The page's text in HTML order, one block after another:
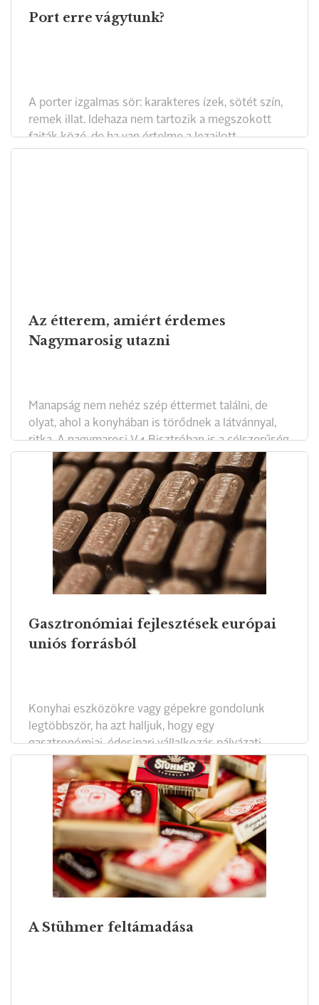
Port erre vágytunk?
A porter izgalmas sör: karakteres ízek, sötét szín,
remek illat. Idehaza nem tartozik a megszokott
fajták közé, de ha van értelme a lezajlott
Az étterem, amiért érdemes
Nagymarosig utazni
Manapság nem nehéz szép éttermet találni, de
olyat, ahol a konyhában is törődnek a látvánnyal,
ritka. A nagymarosi V4 Bisztróban is a célszerűség
az első, de a falba vágott, majd háromméteres
ablakon szeletelés közben a Dunában és a
visegrádi várfalakban gyönyörködhet Kecskés
Sándor, séf.
Gasztronómiai fejlesztések európai
uniós forrásból
Konyhai eszközökre vagy gépekre gondolunk
legtöbbször, ha azt halljuk, hogy egy
gasztronómiai, édesipari vállalkozás pályázati
pénzt használt fel. De a támogatott körbe egy
míves kőkerítés restaurálása ugyanúgy beleférhet,
mint gyakornokok foglalkoztatása, amivel az
általános szakemberhiány közepette is
biztosítható a képzett munkaerő.
A Stühmer feltámadása